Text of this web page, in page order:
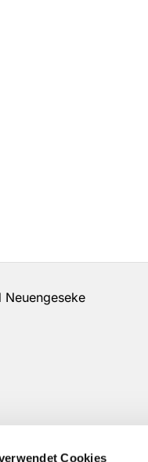
Cookies
Neuengeseke